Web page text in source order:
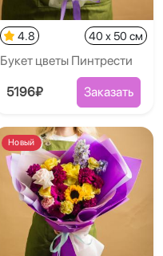
4.8 40 x 50 см
Букет цветы Пинтрести
5196₽ Заказать
Новый